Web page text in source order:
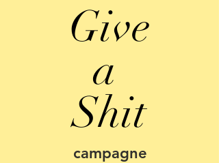
Give
a
Shit
campagne